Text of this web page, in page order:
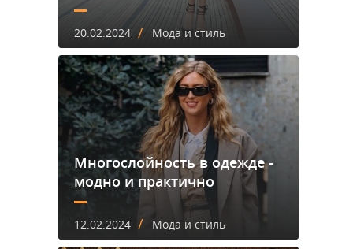
20.02.2024 / Мода и стиль
Многослойность в одежде -
модно и практично
12.02.2024 / Мода и стиль